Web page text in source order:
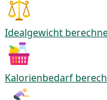
Idealgewicht
Kalorienbedarf